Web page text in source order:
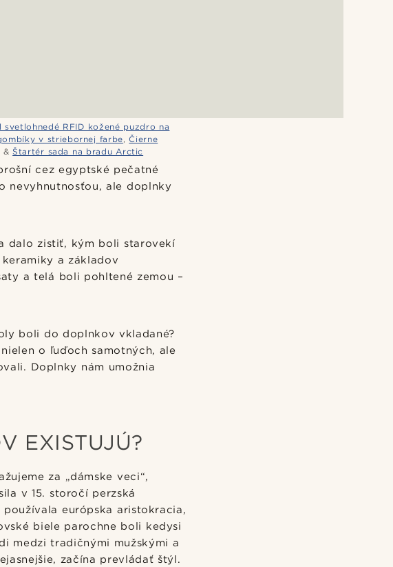
svetlohnedé RFID kožené puzdro na
v striebornej farbe,Čierne
&Štartér sada na bradu Arctic
cez egyptské pečatné
nevyhnutnosťou, ale doplnky
dalo zistiť, kým boli starovekí
a základov
a telá boli pohltené zemou –
boli do doplnkov vkladané?
o ľuďoch samotných, ale
Doplnky nám umožnia
EXISTUJÚ?
za „dámske veci“,
v 15. storočí perzská
európska aristokracia,
biele parochne boli kedysi
medzi tradičnými mužskými a
začína prevládať štýl.